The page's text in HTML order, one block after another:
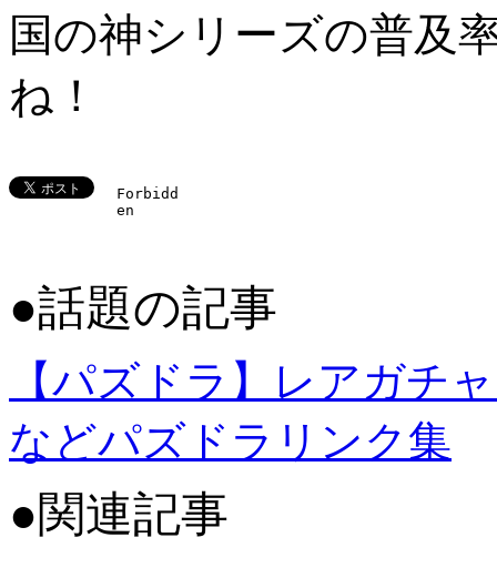
国の神シリーズの普及
ね！
●話題の記事
【パズドラ】レアガチ
などパズドラリンク集
●関連記事